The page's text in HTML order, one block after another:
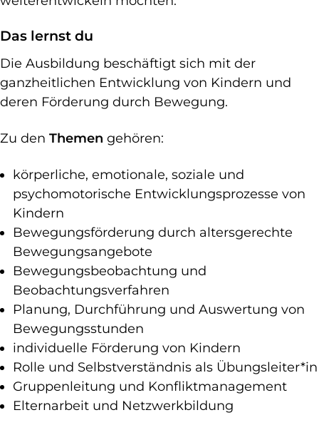
Das lernst du
Die Ausbildung beschäftigt sich mit der
ganzheitlichen Entwicklung von Kindern und
deren Förderung durch Bewegung.
Zu den Themen gehören:
körperliche, emotionale, soziale und
psychomotorische Entwicklungsprozesse von
Kindern
Bewegungsförderung durch altersgerechte
Bewegungsangebote
Bewegungsbeobachtung und
Beobachtungsverfahren
Planung, Durchführung und Auswertung von
Bewegungsstunden
individuelle Förderung von Kindern
Rolle und Selbstverständnis als Übungsleiter*in
Gruppenleitung und Konfliktmanagement
Elternarbeit und Netzwerkbildung